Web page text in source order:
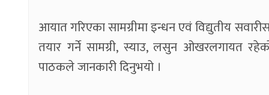
आयात गरिएका सामग्रीमा इन्धन एवं विद्युतीय
तयार गर्ने सामग्री, स्याउ, लसुन ओखरलगायत
पाठकले जानकारी दिनुभयो ।